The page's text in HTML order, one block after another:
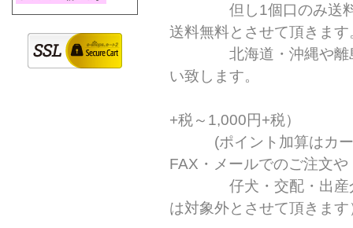
但し1個口のみ送料無
送料無料とさせて頂きます
北海道・沖縄や離島
い致します。
+税～1,000円+税）
(ポイント加算はカー
FAX・メールでのご注文や
仔犬・交配・出産介
は対象外とさせて頂きます